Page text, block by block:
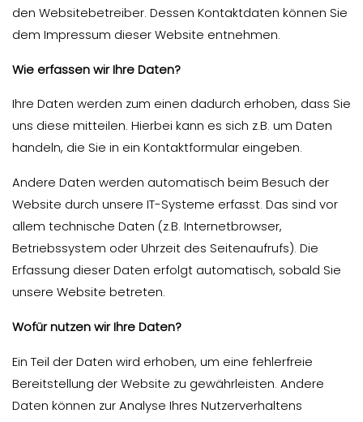
den Websitebetreiber. Dessen Kontaktdaten können Sie
dem Impressum dieser Website entnehmen.
Wie erfassen wir Ihre Daten?
Ihre Daten werden zum einen dadurch erhoben, dass Sie
uns diese mitteilen. Hierbei kann es sich z.B. um Daten
handeln, die Sie in ein Kontaktformular eingeben.
Andere Daten werden automatisch beim Besuch der
Website durch unsere IT-Systeme erfasst. Das sind vor
allem technische Daten (z.B. Internetbrowser,
Betriebssystem oder Uhrzeit des Seitenaufrufs). Die
Erfassung dieser Daten erfolgt automatisch, sobald Sie
unsere Website betreten.
Wofür nutzen wir Ihre Daten?
Ein Teil der Daten wird erhoben, um eine fehlerfreie
Bereitstellung der Website zu gewährleisten. Andere
Daten können zur Analyse Ihres Nutzerverhaltens